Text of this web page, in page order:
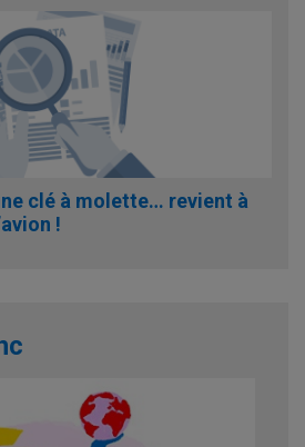
clé à molette… revient à
!